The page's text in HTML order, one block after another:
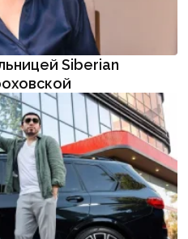
Siberian